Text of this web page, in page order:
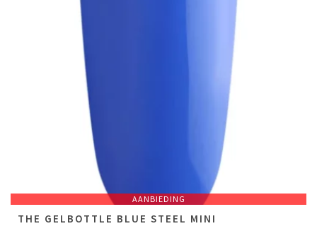
AANBIEDING
THE GELBOTTLE BLUE STEEL MINI